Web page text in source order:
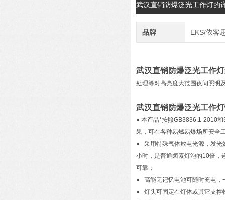
武汉直销防爆泛光工作灯的
品牌 EKS/依客
武汉直销防爆泛光工作灯
处理等对高亮度大范围夜间照明
武汉直销防爆泛光工作灯
● 本产品*按照GB3836.1-2010
果，可在各种易燃易爆场所安全
● 采用特殊气体放电光源，发光
小时，是普通卤素灯泡的10倍，
可靠；
● 高能无记忆电池可随时充电，
● 灯头可固定在灯体或其它支撑